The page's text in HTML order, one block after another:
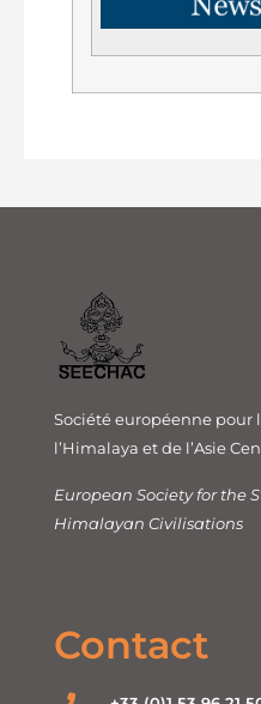
Société européenne pour
l’Himalaya et de l’Asie
European Society for the
Himalayan Civilisations
Contact